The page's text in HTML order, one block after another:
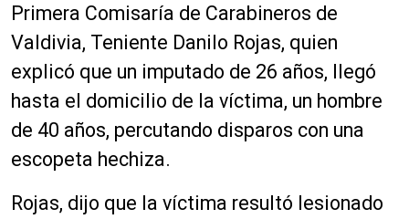
Primera Comisaría de Carabineros de
Valdivia, Teniente Danilo Rojas, quien
explicó que un imputado de 26 años, llegó
hasta el domicilio de la víctima, un hombre
de 40 años, percutando disparos con una
escopeta hechiza.
Rojas, dijo que la víctima resultó lesionado